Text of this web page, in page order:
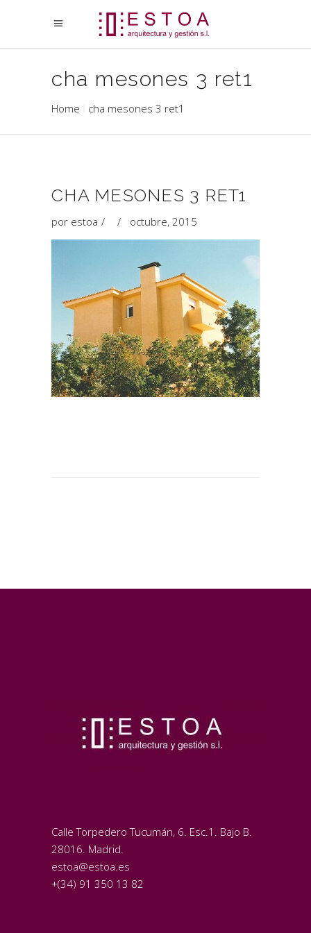
cha mesones 3 ret1
Home cha mesones 3 ret1
CHA MESONES 3 RET1
por estoa octubre, 2015
Calle Torpedero Tucumán, 6. Esc.1. Bajo B.
28016. Madrid.
estoa@estoa.es
+(34) 91 350 13 82